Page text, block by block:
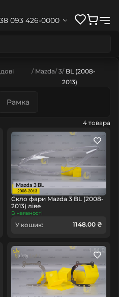
093 426-0000
Mazda 3 BL (2008-
2013)
Рамка
4 товара
Скло фари Mazda 3 BL (2008-
2013) ліве
В наявності
У кошик: 1148.00 ₴